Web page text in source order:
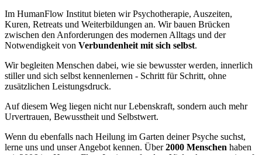
Im HumanFlow Institut bieten wir Psychotherapie, Auszeiten,
Kuren, Retreats und Weiterbildungen an. Wir bauen Brücken
zwischen den Anforderungen des modernen Alltags und der
Notwendigkeit von Verbundenheit mit sich selbst.
Wir begleiten Menschen dabei, wie sie bewusster werden, innerlich
stiller und sich selbst kennenlernen - Schritt für Schritt, ohne
zusätzlichen Leistungsdruck.
Auf diesem Weg liegen nicht nur Lebenskraft, sondern auch mehr
Urvertrauen, Bewusstheit und Selbstwert.
Wenn du ebenfalls nach Heilung im Garten deiner Psyche suchst,
lerne uns und unser Angebot kennen. Über2000 Menschen haben